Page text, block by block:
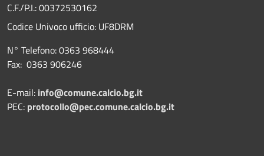
C.F./P.I.: 00372530162
Codice Univoco ufficio: UF8DRM
N° Telefono: 0363 968444
Fax: 0363 906246
E-mail: info@comune.calcio.bg.it
PEC: protocollo@pec.comune.calcio.bg.it